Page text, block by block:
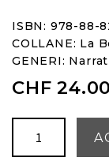
ISBN: 978-88-
COLLANE: La
GENERI:
CHF 24.00
richiamo